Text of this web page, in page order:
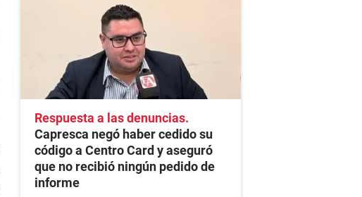
Respuesta a las denuncias
Capresca negó haber cedido su
código a Centro Card y aseguró
que no recibió ningún pedido de
informe